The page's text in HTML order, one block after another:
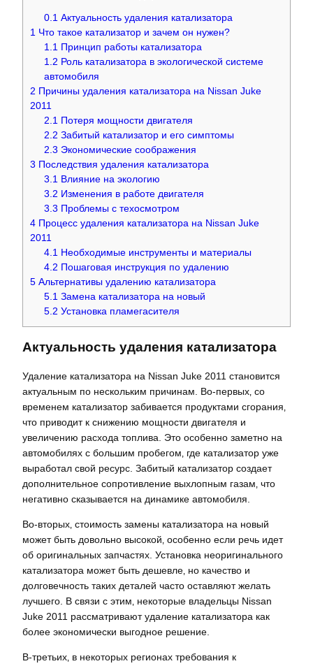
0.1 Актуальность удаления катализатора
1 Что такое катализатор и зачем он нужен?
1.1 Принцип работы катализатора
1.2 Роль катализатора в экологической системе
автомобиля
2 Причины удаления катализатора на Nissan Juke
2011
2.1 Потеря мощности двигателя
2.2 Забитый катализатор и его симптомы
2.3 Экономические соображения
3 Последствия удаления катализатора
3.1 Влияние на экологию
3.2 Изменения в работе двигателя
3.3 Проблемы с техосмотром
4 Процесс удаления катализатора на Nissan Juke
2011
4.1 Необходимые инструменты и материалы
4.2 Пошаговая инструкция по удалению
5 Альтернативы удалению катализатора
5.1 Замена катализатора на новый
5.2 Установка пламегасителя
Актуальность удаления катализатора
Удаление катализатора на Nissan Juke 2011 становится
актуальным по нескольким причинам. Во-первых‚ со
временем катализатор забивается продуктами сгорания‚
что приводит к снижению мощности двигателя и
увеличению расхода топлива. Это особенно заметно на
автомобилях с большим пробегом‚ где катализатор уже
выработал свой ресурс. Забитый катализатор создает
дополнительное сопротивление выхлопным газам‚ что
негативно сказывается на динамике автомобиля.
Во-вторых‚ стоимость замены катализатора на новый
может быть довольно высокой‚ особенно если речь идет
об оригинальных запчастях. Установка неоригинального
катализатора может быть дешевле‚ но качество и
долговечность таких деталей часто оставляют желать
лучшего. В связи с этим‚ некоторые владельцы Nissan
Juke 2011 рассматривают удаление катализатора как
более экономически выгодное решение.
В-третьих‚ в некоторых регионах требования к